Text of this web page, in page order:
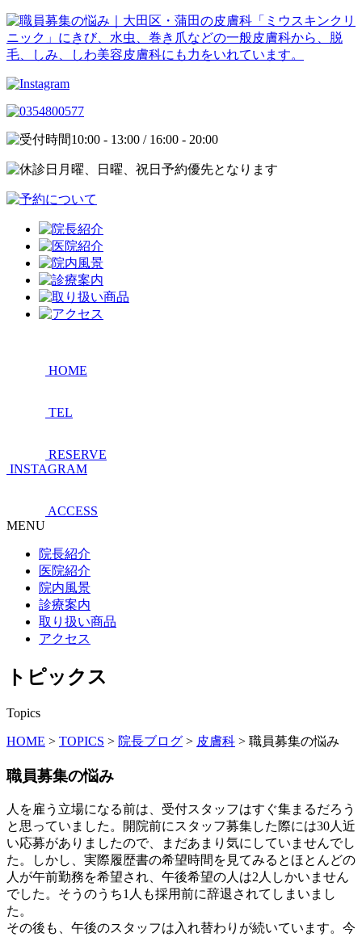
10:00 - 13:00 / 16:00 - 20:00
月曜、日曜、祝日予約優先となります
HOME
TEL
RESERVE
INSTAGRAM
ACCESS
MENU
院長紹介
医院紹介
院内風景
診療案内
取り扱い商品
アクセス
トピックス
Topics
HOME > TOPICS > 院長ブログ > 皮膚科 > 職員募集の悩み
職員募集の悩み
人を雇う立場になる前は、受付スタッフはすぐ集まるだろう
と思っていました。開院前にスタッフ募集した際には30人近
い応募がありましたので、まだあまり気にしていませんでし
た。しかし、実際履歴書の希望時間を見てみるとほとんどの
人が午前勤務を希望され、午後希望の人は2人しかいません
でした。そうのうち1人も採用前に辞退されてしまいまし
た。
その後も、午後のスタッフは入れ替わりが続いています。今